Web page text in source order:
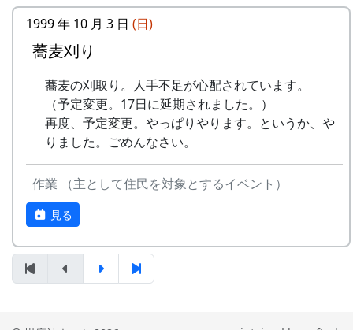
稲刈りの日、田んぼでオリジナル曲を披露・演奏
する棚田コンサート。
夏のイメージを色濃く出した曲です。
水田に降り注ぐ“雨”と“太陽の光”が、私達の命を
支えているのだと実感させられた「里山のよきイ
収穫祭にて
⾥へ
ド
2
加美の⾥か
ら'98
パルス
3 永遠の⾥
すぱ
4
棚⽥の⾵
うた
6 あしたは帰ろう
1999 年 10 月 3 日 (日)
蕎麦刈り
蕎麦の刈取り。人手不足が心配されています。
（予定変更。17日に延期されました。）
再度、予定変更。やっぱりやります。というか、や
りました。ごめんなさい。
作業 （主として住民を対象とするイベント）
見る